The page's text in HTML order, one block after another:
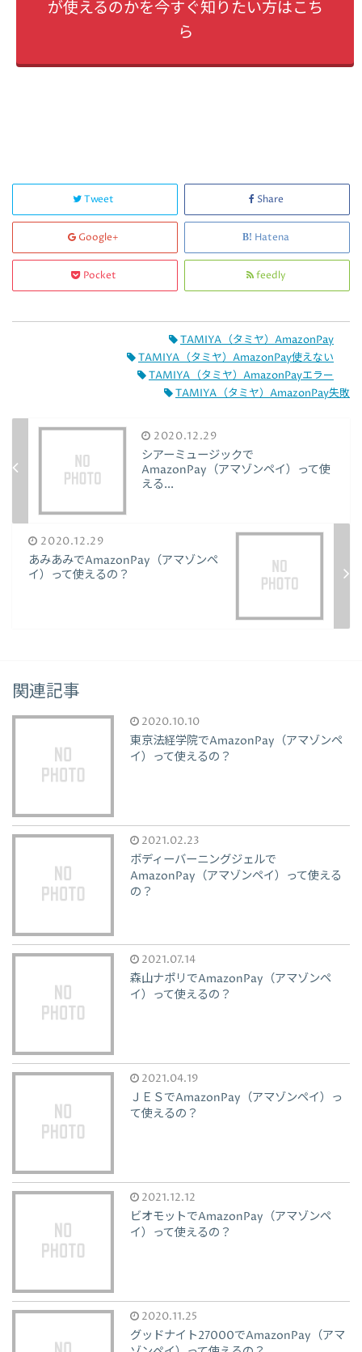
が使えるのかを今すぐ知りたい方はこち
ら
Tweet Share
Google+ Hatena
Pocket feedly
TAMIYA（タミヤ）AmazonPay
TAMIYA（タミヤ）AmazonPay使えない
TAMIYA（タミヤ）AmazonPayエラー
TAMIYA（タミヤ）AmazonPay失敗
2020.12.29
シアーミュージックで
AmazonPay（アマゾンペイ）って使
える...
2020.12.29
あみあみでAmazonPay（アマゾンペ
イ）って使えるの？
関連記事
2020.10.10
東京法経学院でAmazonPay（アマゾンペ
イ）って使えるの？
2021.02.23
ボディーバーニングジェルで
AmazonPay（アマゾンペイ）って使える
の？
2021.07.14
森山ナポリでAmazonPay（アマゾンペ
イ）って使えるの？
2021.04.19
ＪＥＳでAmazonPay（アマゾンペイ）っ
て使えるの？
2021.12.12
ビオモットでAmazonPay（アマゾンペ
イ）って使えるの？
2020.11.25
グッドナイト27000でAmazonPay（アマ